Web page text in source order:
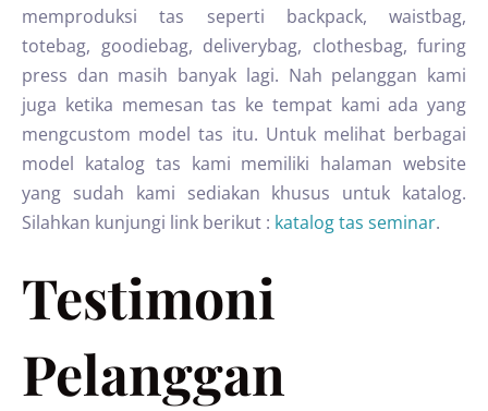
memproduksi tas seperti backpack, waistbag,
totebag, goodiebag, deliverybag, clothesbag, furing
press dan masih banyak lagi. Nah pelanggan kami
juga ketika memesan tas ke tempat kami ada yang
mengcustom model tas itu. Untuk melihat berbagai
model katalog tas kami memiliki halaman website
yang sudah kami sediakan khusus untuk katalog.
Silahkan kunjungi link berikut : katalog tas seminar.
Testimoni
Pelanggan